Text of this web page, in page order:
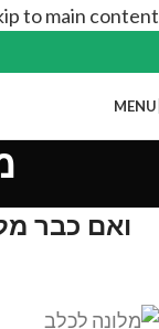
to main content
MENU
ואם כבר